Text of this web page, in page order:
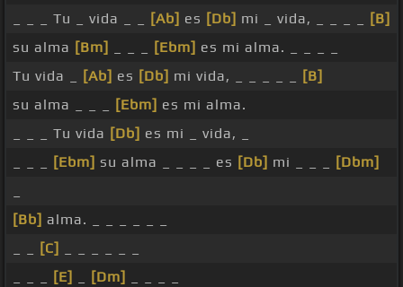
_ _ _ Tu _ vida _ _
[Ab] es [Db] mi _ vida, _ _ _ _
[B]
su alma [Bm] [Ebm] es mi alma. _ _ _ _
Tu vida _
[Ab] es [Db] mi vida, _ _ _ _ _
[B]
su alma _ _ _
[Ebm] es mi alma.
_ _ _ Tu vida [Db] es mi _ vida, _
[Ebm] su alma _ _ _ _ es [Db] mi _ _ _
[Dbm]
[Bb] alma. _ _ _ _ _ _
[C]
[E] [Dm]